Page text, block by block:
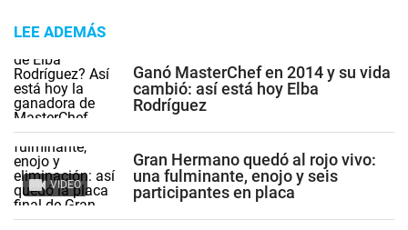
LEE ADEMÁS
Ganó MasterChef en 2014 y su vida
cambió: así está hoy Elba
Rodríguez
VIDEO
Gran Hermano quedó al rojo vivo:
una fulminante, enojo y seis
participantes en placa